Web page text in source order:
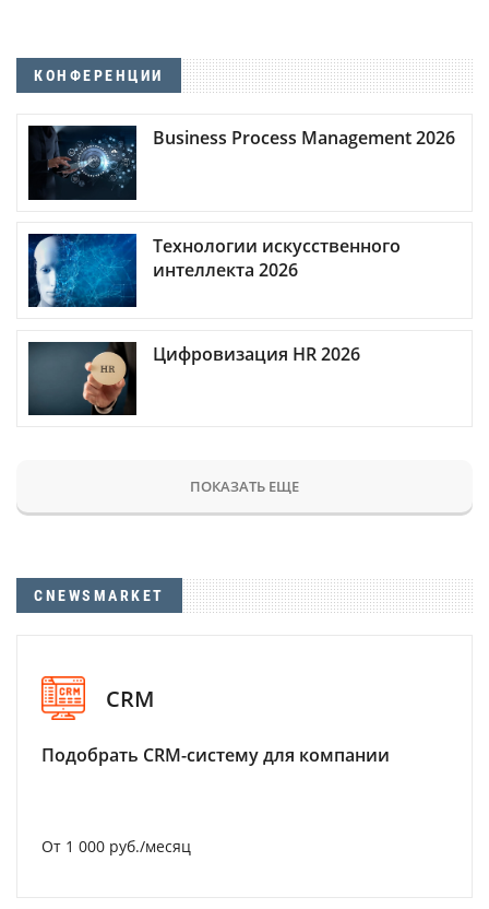
КОНФЕРЕНЦИИ
Business Process Management 2026
Технологии искусственного
интеллекта 2026
Цифровизация HR 2026
ПОКАЗАТЬ ЕЩЕ
CNEWSMARKET
CRM
Подобрать CRM-систему для компании
От 1 000 руб./месяц